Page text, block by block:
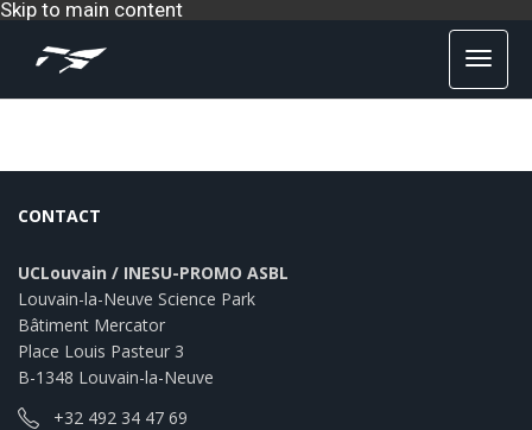
Skip to main content
CONTACT
UCLouvain / INESU-PROMO ASBL
Louvain-la-Neuve Science Park
Bâtiment Mercator
Place Louis Pasteur 3
B-1348 Louvain-la-Neuve
+32 492 34 47 69